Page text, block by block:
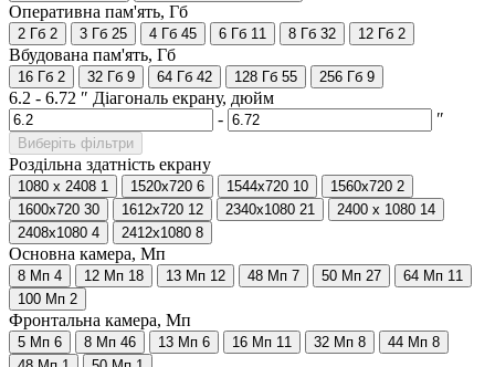
Оперативна пам'ять, Гб
2 Гб 2 3 Гб 25 4 Гб 45 6 Гб 11 8 Гб 32 12 Гб 2
Вбудована пам'ять, Гб
16 Гб 2 32 Гб 9 64 Гб 42 128 Гб 55 256 Гб 9
6.2 - 6.72 ″ Діагональ екрану, дюйм
-
″
Виберіть фільтри
Роздільна здатність екрану
1080 x 2408 1 1520x720 6 1544x720 10 1560x720 2
1600x720 30 1612х720 12 2340x1080 21 2400 x 1080 14
2408х1080 4 2412х1080 8
Основна камера, Мп
8 Мп 4 12 Мп 18 13 Мп 12 48 Мп 7 50 Мп 27 64 Мп 11
100 Мп 2
Фронтальна камера, Мп
5 Мп 6 8 Мп 46 13 Мп 6 16 Мп 11 32 Мп 8 44 Мп 8